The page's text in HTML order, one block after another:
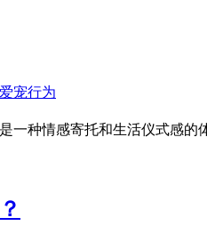
一种情感寄托和生活仪式感